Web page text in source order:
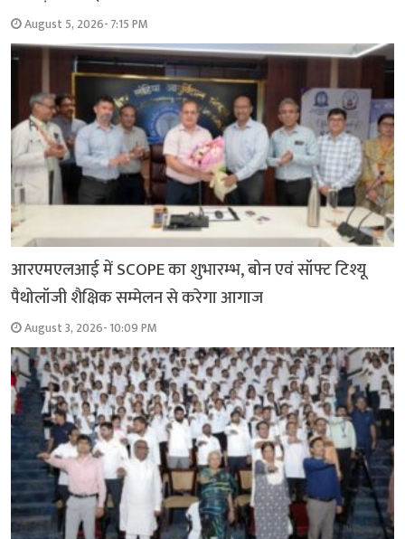
August 5, 2026- 7:15 PM
आरएमएलआई में SCOPE का शुभारम्भ, बोन एवं सॉफ्ट टिश्यू
पैथोलॉजी शैक्षिक सम्मेलन से करेगा आगाज
August 3, 2026- 10:09 PM